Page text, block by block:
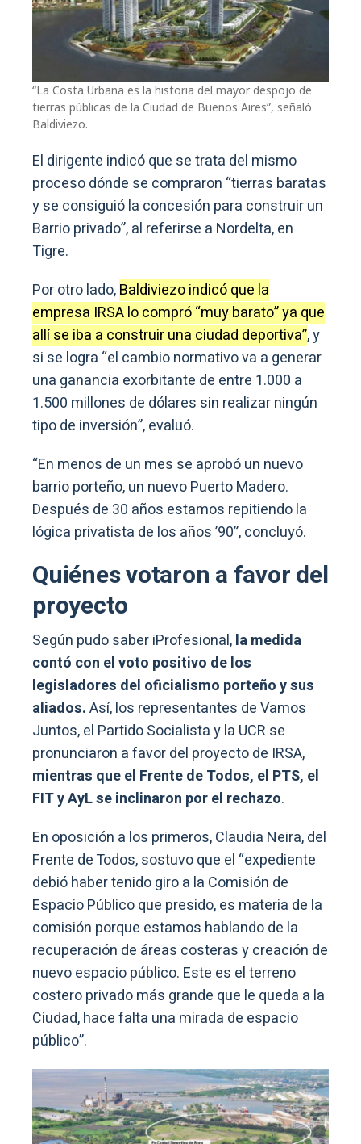
“La Costa Urbana es la historia del mayor despojo de
tierras públicas de la Ciudad de Buenos Aires”, señaló
Baldiviezo.
El dirigente indicó que se trata del mismo
proceso dónde se compraron “tierras baratas
y se consiguió la concesión para construir un
Barrio privado”, al referirse a Nordelta, en
Tigre.
Por otro lado,Baldiviezo indicó que la
empresa IRSA lo compró “muy barato” ya que
allí se iba a construir una ciudad deportiva”, y
si se logra “el cambio normativo va a generar
una ganancia exorbitante de entre 1.000 a
1.500 millones de dólares sin realizar ningún
tipo de inversión”, evaluó.
“En menos de un mes se aprobó un nuevo
barrio porteño, un nuevo Puerto Madero.
Después de 30 años estamos repitiendo la
lógica privatista de los años ’90”, concluyó.
Quiénes votaron a favor del
proyecto
Según pudo saber iProfesional,la medida
contó con el voto positivo de los
legisladores del oficialismo porteño y sus
aliados.Así, los representantes de Vamos
Juntos, el Partido Socialista y la UCR se
pronunciaron a favor del proyecto de IRSA,
mientras que el Frente de Todos, el PTS, el
FIT y AyL se inclinaron por el rechazo.
En oposición a los primeros, Claudia Neira, del
Frente de Todos, sostuvo que el “expediente
debió haber tenido giro a la Comisión de
Espacio Público que presido, es materia de la
comisión porque estamos hablando de la
recuperación de áreas costeras y creación de
nuevo espacio público. Este es el terreno
costero privado más grande que le queda a la
Ciudad, hace falta una mirada de espacio
público”.